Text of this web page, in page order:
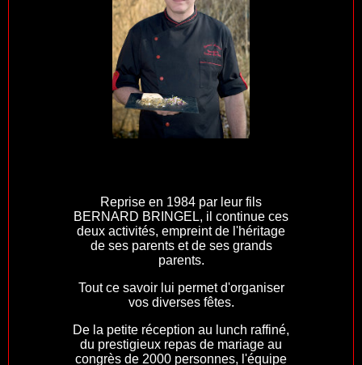
Reprise en 1984 par leur fils
BERNARD BRINGEL, il continue ces
deux activités, empreint de l'héritage
de ses parents et de ses grands
parents.
Tout ce savoir lui permet d'organiser
vos diverses fêtes.
De la petite réception au lunch raffiné,
du prestigieux repas de mariage au
congrès de 2000 personnes, l'équipe